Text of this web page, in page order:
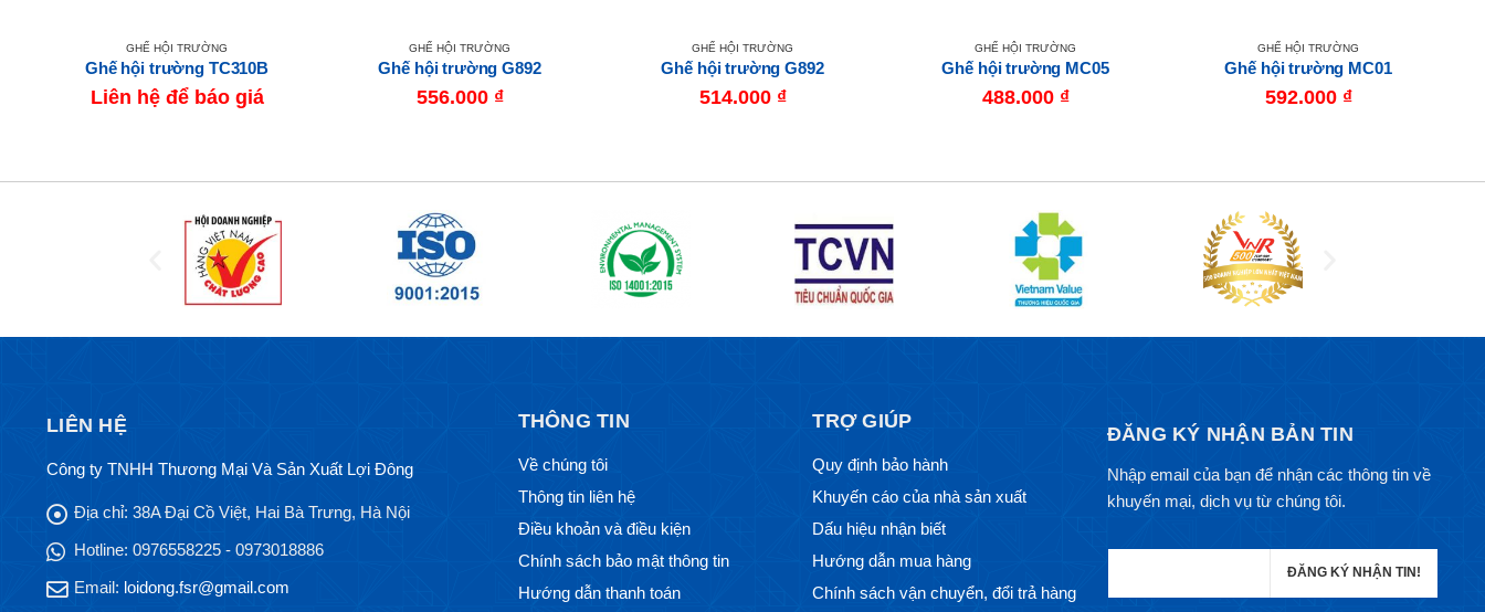
GHẾ HỘI TRƯỜNG
Ghế hội trường TC310B
Liên hệ để báo giá
GHẾ HỘI TRƯỜNG
Ghế hội trường G892
556.000 ₫
GHẾ HỘI TRƯỜNG
Ghế hội trường G892
514.000 ₫
GHẾ HỘI TRƯỜNG
Ghế hội trường MC05
488.000 ₫
GHẾ HỘI TRƯỜNG
Ghế hội trường MC01
592.000 ₫
LIÊN HỆ
Công ty TNHH Thương Mại Và Sản Xuất Lợi Đông
Địa chỉ: 38A Đại Cồ Việt, Hai Bà Trưng, Hà Nội
Hotline: 0976558225 - 0973018886
Email: loidong.fsr@gmail.com
THÔNG TIN
Về chúng tôi
Thông tin liên hệ
Điều khoản và điều kiện
Chính sách bảo mật thông tin
Hướng dẫn thanh toán
TRỢ GIÚP
Quy định bảo hành
Khuyến cáo của nhà sản xuất
Dấu hiệu nhận biết
Hướng dẫn mua hàng
Chính sách vận chuyển, đổi trả hàng
ĐĂNG KÝ NHẬN BẢN TIN
Nhập email của bạn để nhận các thông tin về
khuyến mại, dịch vụ từ chúng tôi.